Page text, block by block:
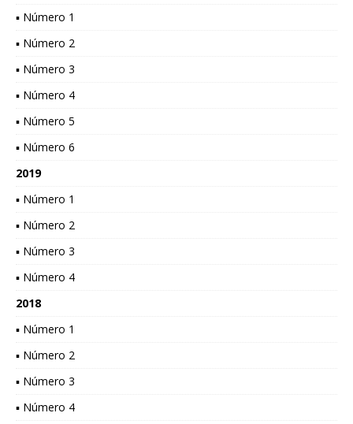
▪ Número 1
▪ Número 2
▪ Número 3
▪ Número 4
▪ Número 5
▪ Número 6
2019
▪ Número 1
▪ Número 2
▪ Número 3
▪ Número 4
2018
▪ Número 1
▪ Número 2
▪ Número 3
▪ Número 4